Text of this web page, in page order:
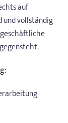
auf
und vollständig